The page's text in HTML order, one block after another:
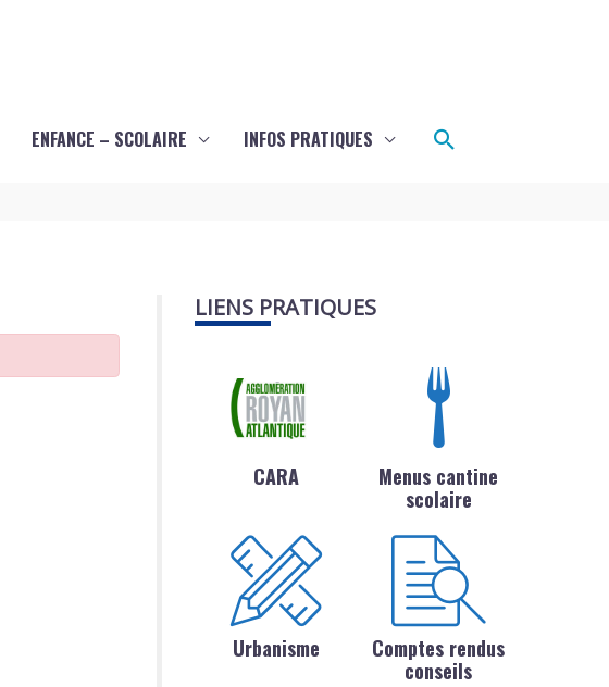
ENFANCE – SCOLAIRE INFOS PRATIQUES Rechercher
LIENS PRATIQUES
CARA
Menus cantine
scolaire
Urbanisme
Comptes rendus
conseils